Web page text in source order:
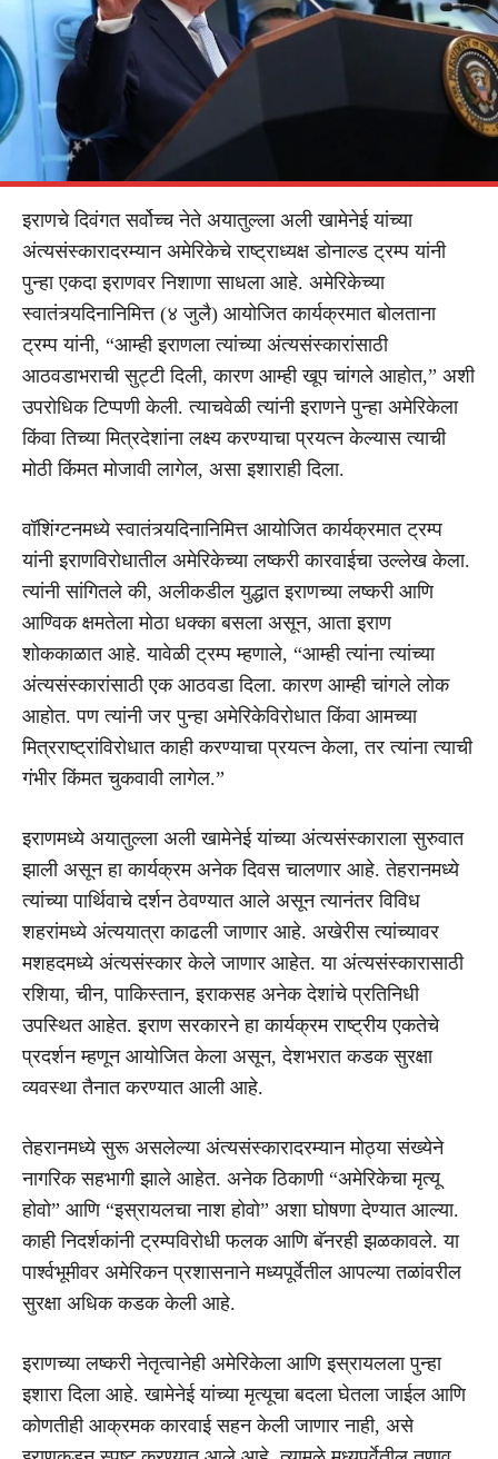
इराणचे दिवंगत सर्वोच्च नेते अयातुल्ला अली खामेनेई यांच्या
अंत्यसंस्कारादरम्यान अमेरिकेचे राष्ट्राध्यक्ष डोनाल्ड ट्रम्प यांनी
पुन्हा एकदा इराणवर निशाणा साधला आहे. अमेरिकेच्या
स्वातंत्र्यदिनानिमित्त (४ जुलै) आयोजित कार्यक्रमात बोलताना
ट्रम्प यांनी, “आम्ही इराणला त्यांच्या अंत्यसंस्कारांसाठी
आठवडाभराची सुट्टी दिली, कारण आम्ही खूप चांगले आहोत,” अशी
उपरोधिक टिप्पणी केली. त्याचवेळी त्यांनी इराणने पुन्हा अमेरिकेला
किंवा तिच्या मित्रदेशांना लक्ष्य करण्याचा प्रयत्न केल्यास त्याची
मोठी किंमत मोजावी लागेल, असा इशाराही दिला.
वॉशिंग्टनमध्ये स्वातंत्र्यदिनानिमित्त आयोजित कार्यक्रमात ट्रम्प
यांनी इराणविरोधातील अमेरिकेच्या लष्करी कारवाईचा उल्लेख केला.
त्यांनी सांगितले की, अलीकडील युद्धात इराणच्या लष्करी आणि
आण्विक क्षमतेला मोठा धक्का बसला असून, आता इराण
शोककाळात आहे. यावेळी ट्रम्प म्हणाले, “आम्ही त्यांना त्यांच्या
अंत्यसंस्कारांसाठी एक आठवडा दिला. कारण आम्ही चांगले लोक
आहोत. पण त्यांनी जर पुन्हा अमेरिकेविरोधात किंवा आमच्या
मित्रराष्ट्रांविरोधात काही करण्याचा प्रयत्न केला, तर त्यांना त्याची
गंभीर किंमत चुकवावी लागेल.”
इराणमध्ये अयातुल्ला अली खामेनेई यांच्या अंत्यसंस्काराला सुरुवात
झाली असून हा कार्यक्रम अनेक दिवस चालणार आहे. तेहरानमध्ये
त्यांच्या पार्थिवाचे दर्शन ठेवण्यात आले असून त्यानंतर विविध
शहरांमध्ये अंत्ययात्रा काढली जाणार आहे. अखेरीस त्यांच्यावर
मशहदमध्ये अंत्यसंस्कार केले जाणार आहेत. या अंत्यसंस्कारासाठी
रशिया, चीन, पाकिस्तान, इराकसह अनेक देशांचे प्रतिनिधी
उपस्थित आहेत. इराण सरकारने हा कार्यक्रम राष्ट्रीय एकतेचे
प्रदर्शन म्हणून आयोजित केला असून, देशभरात कडक सुरक्षा
व्यवस्था तैनात करण्यात आली आहे.
तेहरानमध्ये सुरू असलेल्या अंत्यसंस्कारादरम्यान मोठ्या संख्येने
नागरिक सहभागी झाले आहेत. अनेक ठिकाणी “अमेरिकेचा मृत्यू
होवो” आणि “इस्रायलचा नाश होवो” अशा घोषणा देण्यात आल्या.
काही निदर्शकांनी ट्रम्पविरोधी फलक आणि बॅनरही झळकावले. या
पार्श्वभूमीवर अमेरिकन प्रशासनाने मध्यपूर्वेतील आपल्या तळांवरील
सुरक्षा अधिक कडक केली आहे.
इराणच्या लष्करी नेतृत्वानेही अमेरिकेला आणि इस्रायलला पुन्हा
इशारा दिला आहे. खामेनेई यांच्या मृत्यूचा बदला घेतला जाईल आणि
कोणतीही आक्रमक कारवाई सहन केली जाणार नाही, असे